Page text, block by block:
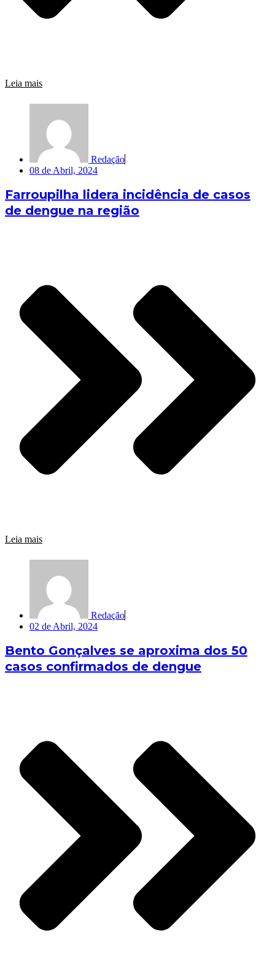
Leia mais
Redação
08 de Abril, 2024
Farroupilha lidera incidência de casos
de dengue na região
Leia mais
Redação
02 de Abril, 2024
Bento Gonçalves se aproxima dos 50
casos confirmados de dengue